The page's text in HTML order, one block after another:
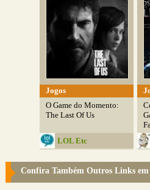
Jogos
O Game do Momento:
The Last Of Us
LOL Etc
Confira Também Outros Links em